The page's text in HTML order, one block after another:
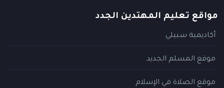
مواقع تعليم المهتدين الجدد
أكاديمية سبيلي
موقع المسلم الجديد
موقع الصلاة في الإسلام